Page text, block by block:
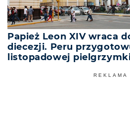
Papież Leon XIV wraca
diecezji. Peru
listopadowej
REKLAMA